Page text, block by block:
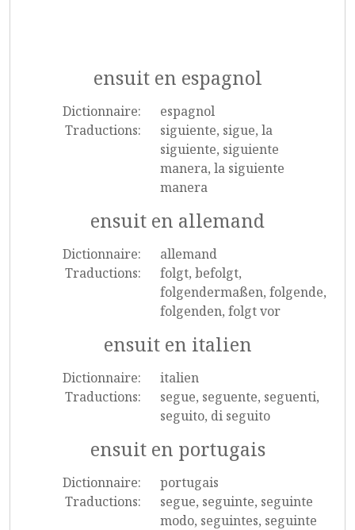
ensuit en espagnol
Dictionnaire:
espagnol
Traductions:
siguiente, sigue, la
siguiente, siguiente
manera, la siguiente
manera
ensuit en allemand
Dictionnaire:
allemand
Traductions:
folgt, befolgt,
folgendermaßen, folgende,
folgenden, folgt vor
ensuit en italien
Dictionnaire:
italien
Traductions:
segue, seguente, seguenti,
seguito, di seguito
ensuit en portugais
Dictionnaire:
portugais
Traductions:
segue, seguinte, seguinte
modo, seguintes, seguinte